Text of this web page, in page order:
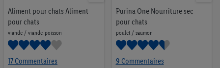
Aliment pour chats Aliment
pour chats
viande / viande-poisson
17 Commentaires
Purina One Nourriture sec
pour chats
poulet / saumon
9 Commentaires